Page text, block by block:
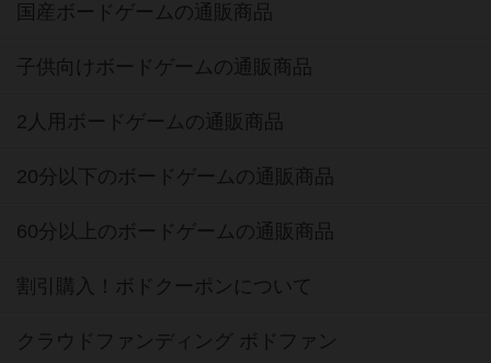
国産ボードゲームの通販商品
子供向けボードゲームの通販商品
2人用ボードゲームの通販商品
20分以下のボードゲームの通販商品
60分以上のボードゲームの通販商品
割引購入！ボドクーポンについて
クラウドファンディング ボドファン